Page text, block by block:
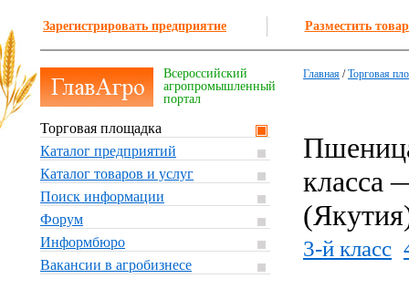
Зарегистрировать предприятие Разместить
Всероссийский
агропромышленный
портал
Торговая площадка
Каталог предприятий
Каталог товаров и услуг
Поиск информации
Форум
Информбюро
Вакансии в агробизнесе
Главная /Торговая
класса
3-й класс